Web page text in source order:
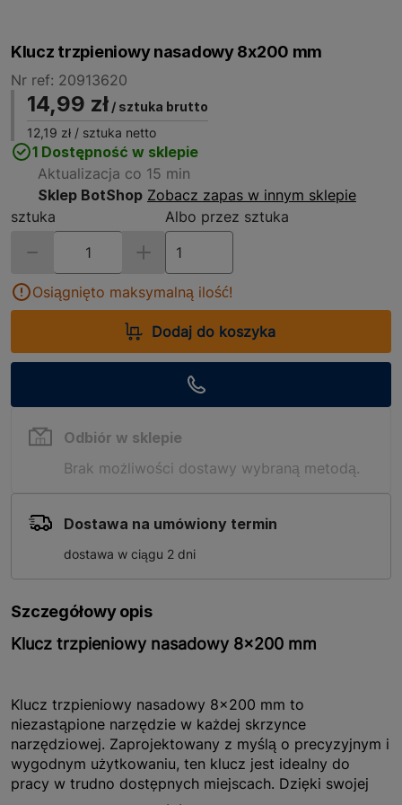
Klucz trzpieniowy nasadowy 8x200 mm
Nr ref: 20913620
14,99 zł / sztuka brutto
12,19 zł / sztuka netto
1 Dostępność w sklepie
Aktualizacja co 15 min
Sklep BotShop Zobacz zapas w innym sklepie
sztuka
Albo przez sztuka
Osiągnięto maksymalną ilość!
Dodaj do koszyka
Odbiór w sklepie
Brak możliwości dostawy wybraną metodą.
Dostawa na umówiony termin
dostawa w ciągu 2 dni
Szczegółowy opis
Klucz trzpieniowy nasadowy 8x200 mm
Klucz trzpieniowy nasadowy 8x200 mm to
niezastąpione narzędzie w każdej skrzynce
narzędziowej. Zaprojektowany z myślą o precyzyjnym i
wygodnym użytkowaniu, ten klucz jest idealny do
pracy w trudno dostępnych miejscach. Dzięki swojej